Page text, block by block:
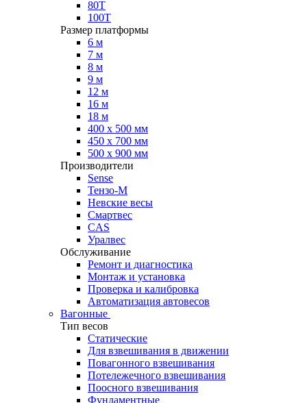
80Т
100Т
Размер платформы
6 м
7 м
8 м
9 м
12 м
16 м
18 м
400 х 500 мм
450 х 700 мм
500 х 900 мм
Производители
Sense
Тензо-М
Невские весы
Смартвес
CAS
Уралвес
Обслуживание
Ремонт и диагностика
Монтаж и установка
Проверка и калибровка
Автоматизация автовесов
Вагонные
Тип весов
Статические
Для взвешивания в движении
Повагонного взвешивания
Потележечного взвешивания
Поосного взвешивания
Фундаментные